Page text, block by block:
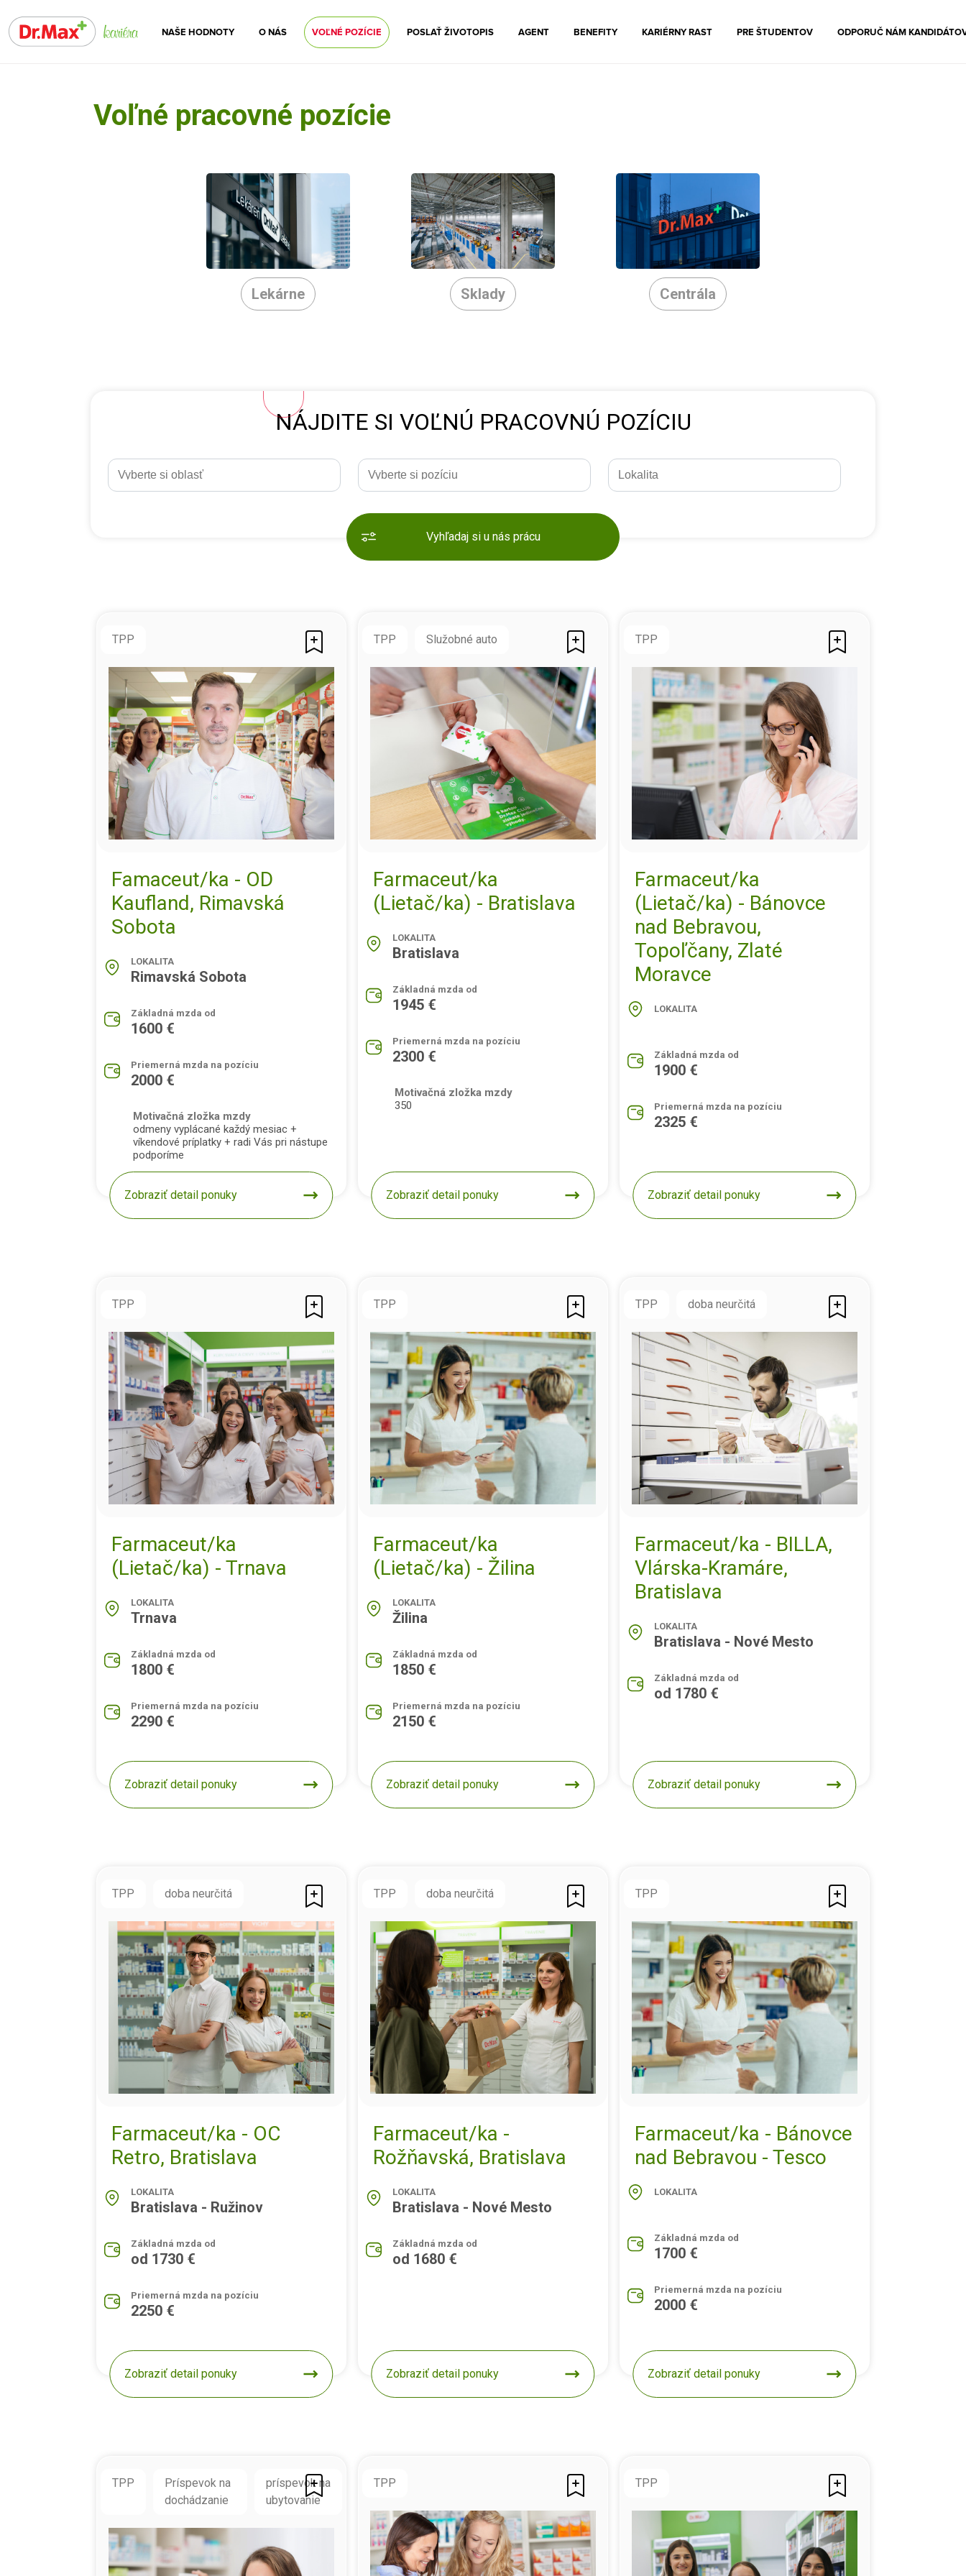
NAŠE HODNOTY O NÁS VOĽNÉ POZÍCIE POSLAŤ ŽIVOTOPIS AGENT BENEFITY KARIÉRNY RAST PRE ŠTUDENTOV ODPORUČ NÁM
Voľné pracovné pozície
Lekárne Sklady Centrála
NÁJDITE SI VOĽNÚ PRACOVNÚ POZÍCIU
Vyhľadaj si u nás prácu
TPP
Famaceut/ka - OD
Kaufland, Rimavská
Sobota
LOKALITA
Rimavská Sobota
Základná mzda od
1600 €
Priemerná mzda na pozíciu
2000 €
Motivačná zložka mzdy
odmeny vyplácané každý mesiac +
víkendové príplatky + radi Vás pri nástupe
podporíme
Zobraziť detail ponuky
TPP Služobné auto
Farmaceut/ka
(Lietač/ka) - Bratislava
LOKALITA
Bratislava
Základná mzda od
1945 €
Priemerná mzda na pozíciu
2300 €
Motivačná zložka mzdy
350
Zobraziť detail ponuky
TPP
Farmaceut/ka
(Lietač/ka) - Bánovce
nad Bebravou,
Topoľčany, Zlaté
Moravce
LOKALITA
Základná mzda od
1900 €
Priemerná mzda na pozíciu
2325 €
Zobraziť detail ponuky
TPP
Farmaceut/ka
(Lietač/ka) - Trnava
LOKALITA
Trnava
Základná mzda od
1800 €
Priemerná mzda na pozíciu
2290 €
Zobraziť detail ponuky
TPP
Farmaceut/ka
(Lietač/ka) - Žilina
LOKALITA
Žilina
Základná mzda od
1850 €
Priemerná mzda na pozíciu
2150 €
Zobraziť detail ponuky
TPP doba neurčitá
Farmaceut/ka - BILLA,
Vlárska-Kramáre,
Bratislava
LOKALITA
Bratislava - Nové Mesto
Základná mzda od
od 1780 €
Zobraziť detail ponuky
TPP doba neurčitá
Farmaceut/ka - OC
Retro, Bratislava
LOKALITA
Bratislava - Ružinov
Základná mzda od
od 1730 €
Priemerná mzda na pozíciu
2250 €
Zobraziť detail ponuky
TPP doba neurčitá
Farmaceut/ka -
Rožňavská, Bratislava
LOKALITA
Bratislava - Nové Mesto
Základná mzda od
od 1680 €
Zobraziť detail ponuky
TPP
Farmaceut/ka - Bánovce
nad Bebravou - Tesco
LOKALITA
Základná mzda od
1700 €
Priemerná mzda na pozíciu
2000 €
Zobraziť detail ponuky
TPP
Príspevok na
dochádzanie
príspevok na
ubytovanie
TPP TPP